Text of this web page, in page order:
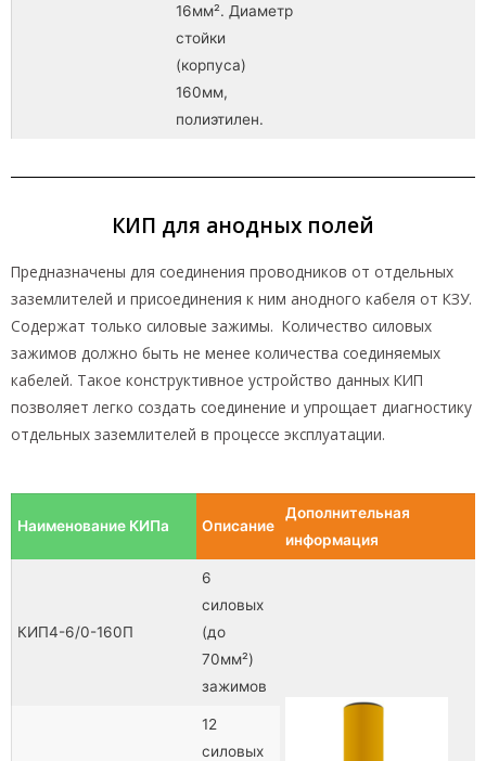
16мм². Диаметр
стойки
(корпуса)
160мм,
полиэтилен.
КИП для анодных полей
Предназначены для соединения проводников от отдельных
заземлителей и присоединения к ним анодного кабеля от КЗУ.
Содержат только силовые зажимы. Количество силовых
зажимов должно быть не менее количества соединяемых
кабелей. Такое конструктивное устройство данных КИП
позволяет легко создать соединение и упрощает диагностику
отдельных заземлителей в процессе эксплуатации.
Наименование КИПа Описание
Дополнительная
информация
КИП4-6/0-160П
6
силовых
(до
70мм²)
зажимов
12
силовых